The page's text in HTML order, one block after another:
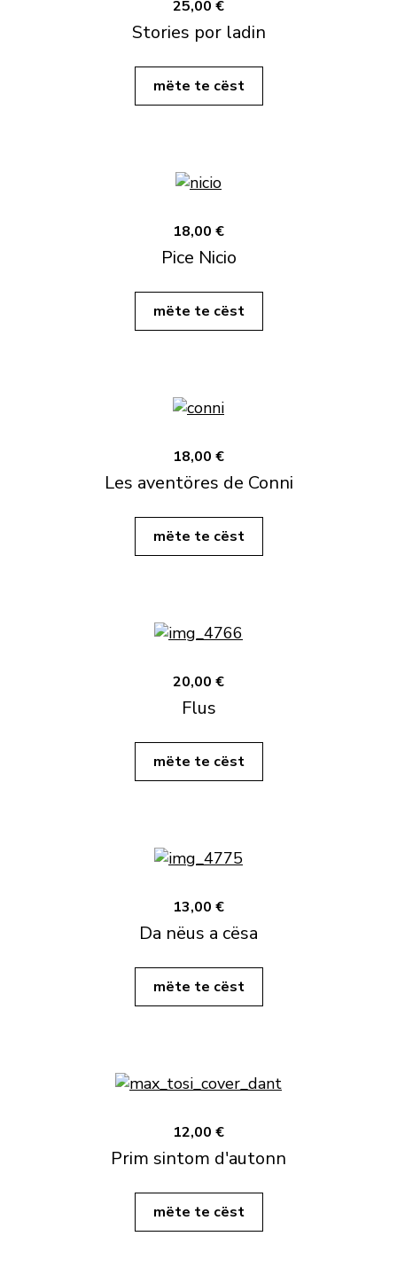
25,00 €
Stories por ladin
mëte te cëst
18,00 €
Pice Nicio
mëte te cëst
18,00 €
Les aventöres de Conni
mëte te cëst
20,00 €
Flus
mëte te cëst
13,00 €
Da nëus a cësa
mëte te cëst
12,00 €
Prim sintom d'autonn
mëte te cëst